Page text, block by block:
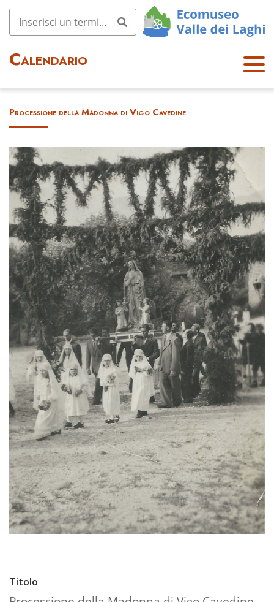
Calendario
OPE
N
Processione della Madonna di Vigo Cavedine
Titolo